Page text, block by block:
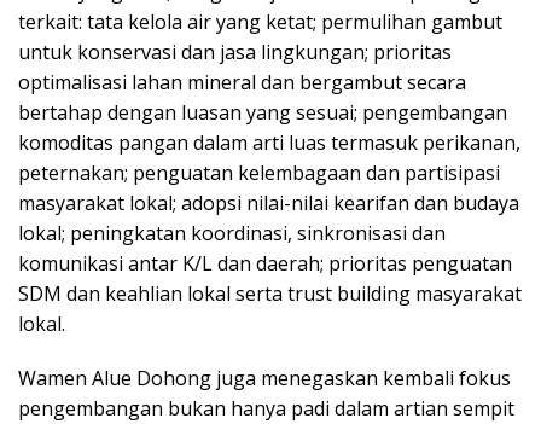
terkait: tata kelola air yang ketat; permulihan gambut
untuk konservasi dan jasa lingkungan; prioritas
optimalisasi lahan mineral dan bergambut secara
bertahap dengan luasan yang sesuai; pengembangan
komoditas pangan dalam arti luas termasuk perikanan,
peternakan; penguatan kelembagaan dan partisipasi
masyarakat lokal; adopsi nilai-nilai kearifan dan budaya
lokal; peningkatan koordinasi, sinkronisasi dan
komunikasi antar K/L dan daerah; prioritas penguatan
SDM dan keahlian lokal serta trust building masyarakat
lokal.
Wamen Alue Dohong juga menegaskan kembali fokus
pengembangan bukan hanya padi dalam artian sempit